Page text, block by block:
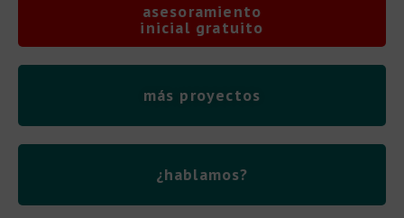
asesoramiento
inicial gratuito
más proyectos
¿hablamos?